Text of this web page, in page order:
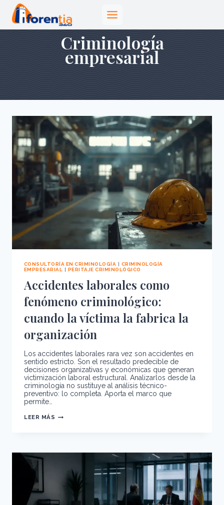
Saltar
contenido
Criminología
empresarial
CONSULTORÍA EN CRIMINOLOGÍA | CRIMINOLOGÍA
EMPRESARIAL | PERITAJE CRIMINOLÓGICO
Accidentes laborales como
fenómeno criminológico:
cuando la víctima la fabrica la
organización
Los accidentes laborales rara vez son accidentes en
sentido estricto. Son el resultado predecible de
decisiones organizativas y económicas que generan
victimización laboral estructural. Analizarlos desde la
criminología no sustituye al análisis técnico-
preventivo: lo completa. Aporta el marco que
permite…
LEER MÁS ACCIDENTES
LA
FABRICA
ORGANIZACIÓN